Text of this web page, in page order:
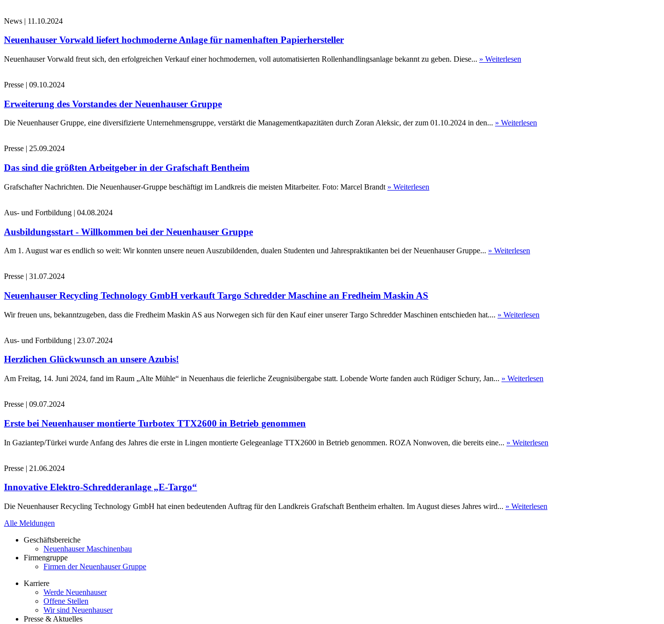
News | 11.10.2024
Neuenhauser Vorwald liefert hochmoderne Anlage für namenhaften Papierhersteller
Neuenhauser Vorwald freut sich, den erfolgreichen Verkauf einer hochmodernen, voll automatisierten Rollenhandlingsanlage bekannt zu geben. Diese... » Weiterlesen
Presse | 09.10.2024
Erweiterung des Vorstandes der Neuenhauser Gruppe
Die Neuenhauser Gruppe, eine diversifizierte Unternehmensgruppe, verstärkt die Managementkapazitäten durch Zoran Aleksic, der zum 01.10.2024 in den... » Weiterlesen
Presse | 25.09.2024
Das sind die größten Arbeitgeber in der Grafschaft Bentheim
Grafschafter Nachrichten. Die Neuenhauser-Gruppe beschäftigt im Landkreis die meisten Mitarbeiter. Foto: Marcel Brandt » Weiterlesen
Aus- und Fortbildung | 04.08.2024
Ausbildungsstart - Willkommen bei der Neuenhauser Gruppe
Am 1. August war es endlich so weit: Wir konnten unsere neuen Auszubildenden, dualen Studenten und Jahrespraktikanten bei der Neuenhauser Gruppe... » Weiterlesen
Presse | 31.07.2024
Neuenhauser Recycling Technology GmbH verkauft Targo Schredder Maschine an Fredheim Maskin AS
Wir freuen uns, bekanntzugeben, dass die Fredheim Maskin AS aus Norwegen sich für den Kauf einer unserer Targo Schredder Maschinen entschieden hat.... » Weiterlesen
Aus- und Fortbildung | 23.07.2024
Herzlichen Glückwunsch an unsere Azubis!
Am Freitag, 14. Juni 2024, fand im Raum „Alte Mühle“ in Neuenhaus die feierliche Zeugnisübergabe statt. Lobende Worte fanden auch Rüdiger Schury, Jan... » Weiterlesen
Presse | 09.07.2024
Erste bei Neuenhauser montierte Turbotex TTX2600 in Betrieb genommen
In Gaziantep/Türkei wurde Anfang des Jahres die erste in Lingen montierte Gelegeanlage TTX2600 in Betrieb genommen. ROZA Nonwoven, die bereits eine... » Weiterlesen
Presse | 21.06.2024
Innovative Elektro-Schredderanlage „E-Targo“
Die Neuenhauser Recycling Technology GmbH hat einen bedeutenden Auftrag für den Landkreis Grafschaft Bentheim erhalten. Im August dieses Jahres wird... » Weiterlesen
Alle Meldungen
Geschäftsbereiche
Neuenhauser Maschinenbau
Firmengruppe
Firmen der Neuenhauser Gruppe
Karriere
Werde Neuenhauser
Offene Stellen
Wir sind Neuenhauser
Presse & Aktuelles